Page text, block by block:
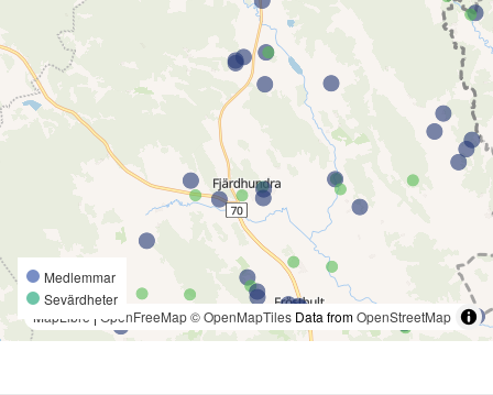
Medlemmar
Sevärdheter
MapLibre | OpenFreeMap© OpenMapTiles Data fromOpenStreetMap